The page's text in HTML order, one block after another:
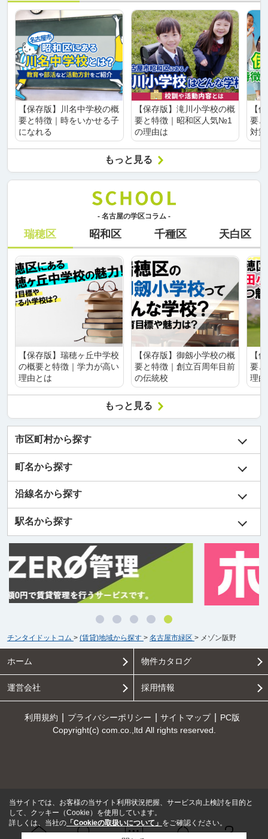
【保存版】川名中学校の概
要と特徴｜時をいかせる子
になれる
【保存版】滝川小学校の概
要と特徴｜昭和区人気№1
の理由は
【
要
対
もっと見る
- 名古屋の学区コラム -
瑞穂区 昭和区 千種区 天白区
【保存版】瑞穂ヶ丘中学校
の概要と特徴｜学力が高い
理由とは
【保存版】御劔小学校の概
要と特徴｜創立百周年目前
の伝統校
【
要
理
もっと見る
市区町村から探す
町名から探す
沿線名から探す
駅名から探す
チンタイドットコム > (賃貸)地域から探す > 名古屋市緑区 > メゾン阪野
ホーム 物件カタログ
運営会社 採用情報
利用規約 プライバシーポリシー サイトマップ
PC版
Copyright(c) com.co.,ltd All rights reserved.
当サイトでは、お客様の当サイト利用状況把握、サービス向上検討を目的と
して、クッキー（Cookie）を使用しています。
詳しくは、当社の 「Cookieの取扱いについて」 をご確認ください。